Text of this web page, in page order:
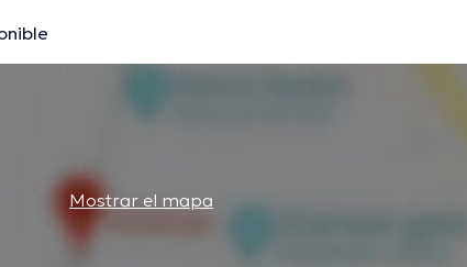
Mostrar el mapa